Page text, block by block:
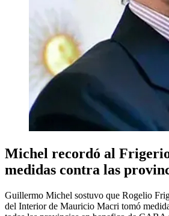
Michel recordó al
medidas contra las
Guillermo Michel sostuvo que Rogelio
del Interior de Mauricio Macri tomó